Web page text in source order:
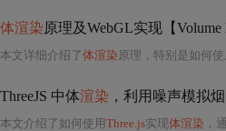
体渲染原理及WebGL实现【Volume
本文详细介绍了体渲染 原理，特别是如何使
ThreeJS 中体渲染 ，利用噪声模拟烟
本文介绍了如何使用Three.js实现体渲染 ，